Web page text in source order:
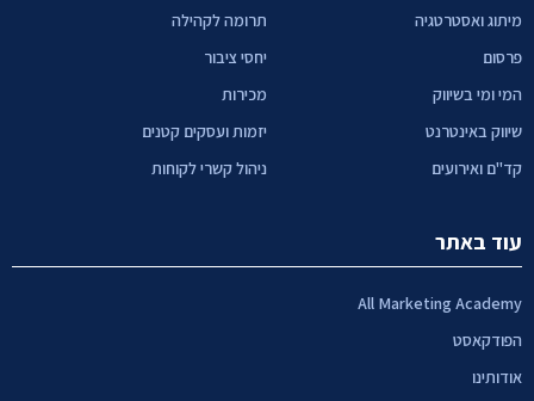
מיתוג ואסטרטגיה
פרסום
המי ומי בשיווק
שיווק באינטרנט
קד"ם ואירועים
תרומה לקהילה
יחסי ציבור
מכירות
יזמות ועסקים קטנים
ניהול קשרי לקוחות
עוד באתר
All Marketing Academy
הפודקאסט
אודותינו